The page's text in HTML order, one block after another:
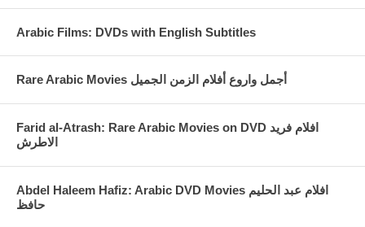
Arabic Films: DVDs with English Subtitles
Rare Arabic Movies أجمل واروع أفلام الزمن الجميل
Farid al-Atrash: Rare Arabic Movies on DVD افلام فريد
الاطرش
Abdel Haleem Hafiz: Arabic DVD Movies افلام عبد الحليم
حافظ